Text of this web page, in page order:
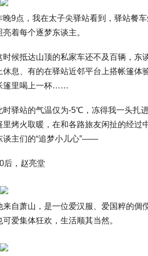
晚9点，我在太子尖驿站看到，驿站餐
亮着每个逐梦东谈主。
时候抵达山顶的私家车还不及百辆，东
休息、有的在驿站近邻平台上搭帐篷体
篷里喝上一杯……
时驿站的气温仅为-5℃，冻得我一头扎
里烤火取暖，在和各路旅友闲扯的经过
谈主们的“追梦小儿心”——
后，赵亮堂
来自萧山，是一位爱汉服、爱国粹的倜
可爱集体狂欢，生活顺其当然。